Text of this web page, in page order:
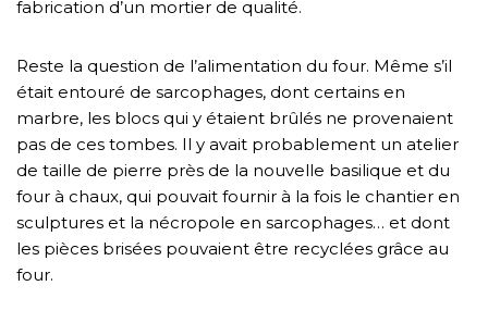
fabrication d’un mortier de qualité.
Reste la question de l’alimentation du four. Même s’il
était entouré de sarcophages, dont certains en
marbre, les blocs qui y étaient brûlés ne provenaient
pas de ces tombes. Il y avait probablement un atelier
de taille de pierre près de la nouvelle basilique et du
four à chaux, qui pouvait fournir à la fois le chantier en
sculptures et la nécropole en sarcophages… et dont
les pièces brisées pouvaient être recyclées grâce au
four.